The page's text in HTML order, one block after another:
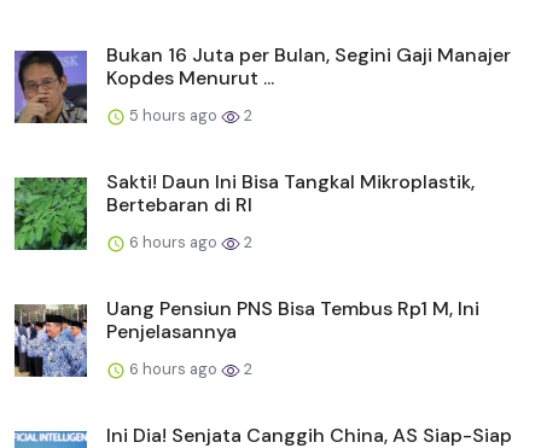
Bukan 16 Juta per Bulan, Segini Gaji Manajer
Kopdes Menurut ...
5 hours ago 2
Sakti! Daun Ini Bisa Tangkal Mikroplastik,
Bertebaran di RI
6 hours ago 2
Uang Pensiun PNS Bisa Tembus Rp1 M, Ini
Penjelasannya
6 hours ago 2
Ini Dia! Senjata Canggih China, AS Siap-Siap